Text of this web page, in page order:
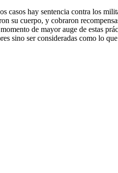
casos hay sentencia contra los
su cuerpo, y cobraron
de mayor auge de estas
sino ser consideradas como lo